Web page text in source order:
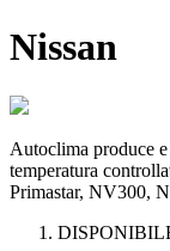
Nissan
Autoclima produce
temperatura
Primastar, NV300,